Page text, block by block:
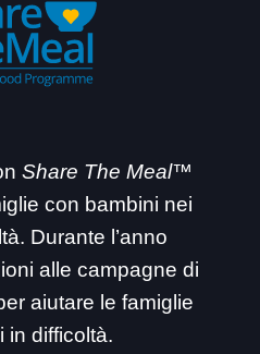
Share The Meal™
con bambini nei
Durante l’anno
alle campagne di
aiutare le famiglie
in difficoltà.